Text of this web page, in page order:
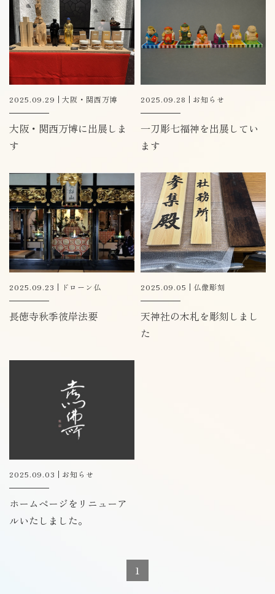
2025.09.29 大阪・関西万博
大阪・関西万博に出展しま
す
2025.09.28 お知らせ
一刀彫七福神を出展してい
ます
2025.09.23 ドローン仏
長徳寺秋季彼岸法要
2025.09.05 仏像彫刻
天神社の木札を彫刻しまし
た
2025.09.03 お知らせ
ホームページをリニューア
ルいたしました。
1